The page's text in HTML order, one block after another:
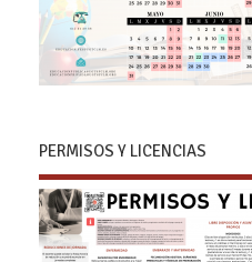
PERMISOS Y LICENCIAS